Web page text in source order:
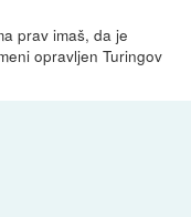
prav imaš, da je
opravljen Turingov